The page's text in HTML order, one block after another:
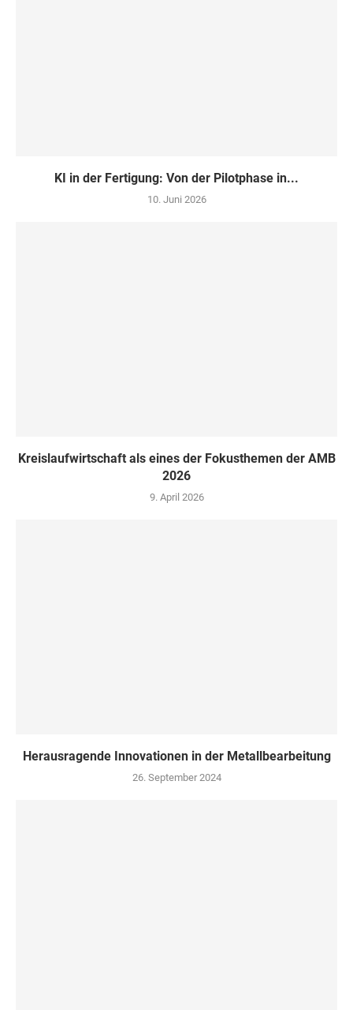
KI in der Fertigung: Von der Pilotphase in...
10. Juni 2026
Kreislaufwirtschaft als eines der Fokusthemen der AMB
2026
9. April 2026
Herausragende Innovationen in der Metallbearbeitung
26. September 2024